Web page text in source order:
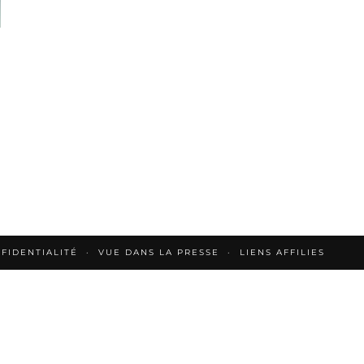
VUE DANS LA PRESSE LIENS AFFILIES